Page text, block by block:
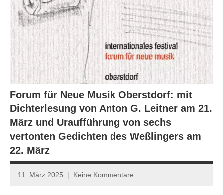
Forum für Neue Musik Oberstdorf: mit
Dichterlesung von Anton G. Leitner am 21.
März und Uraufführung von sechs
vertonten Gedichten des Weßlingers am
22. März
11. März 2025
Jan-
Keine Kommentare